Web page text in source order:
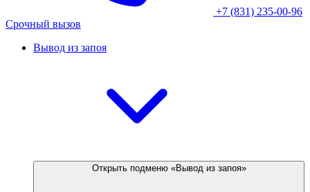
+7 (831) 235-00-96
Срочный вызов
Вывод из запоя
Открыть подменю «Вывод из запоя»